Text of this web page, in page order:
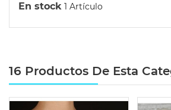
En stock 1 Artículo
16 Productos De Esta